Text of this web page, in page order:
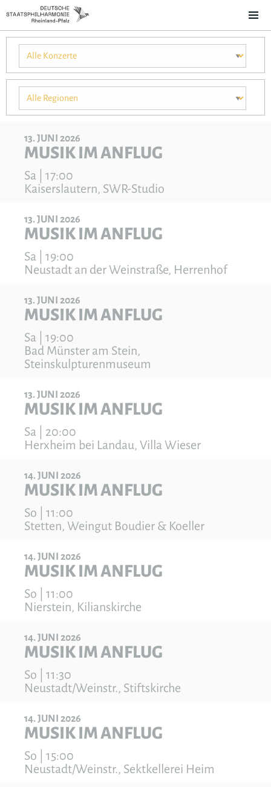
13 JUNI 2026
MUSIK IM ANFLUG
Sa | 17:00
Kaiserslautern, SWR-Studio
13 JUNI 2026
MUSIK IM ANFLUG
Sa | 19:00
Neustadt an der Weinstraße, Herrenhof
13 JUNI 2026
MUSIK IM ANFLUG
Sa | 19:00
Bad Münster am Stein,
Steinskulpturenmuseum
13 JUNI 2026
MUSIK IM ANFLUG
Sa | 20:00
Herxheim bei Landau, Villa Wieser
14 JUNI 2026
MUSIK IM ANFLUG
So | 11:00
Stetten, Weingut Boudier & Koeller
14 JUNI 2026
MUSIK IM ANFLUG
So | 11:00
Nierstein, Kilianskirche
14 JUNI 2026
MUSIK IM ANFLUG
So | 11:30
Neustadt/Weinstr., Stiftskirche
14 JUNI 2026
MUSIK IM ANFLUG
So | 15:00
Neustadt/Weinstr., Sektkellerei Heim